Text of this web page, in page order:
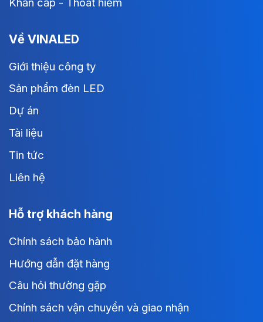
Về VINALED
Giới thiệu công ty
Sản phẩm đèn LED
Dự án
Tài liệu
Tin tức
Liên hệ
Hỗ trợ khách hàng
Chính sách bảo hành
Hướng dẫn đặt hàng
Câu hỏi thường gặp
Chính sách vận chuyển và giao nhận